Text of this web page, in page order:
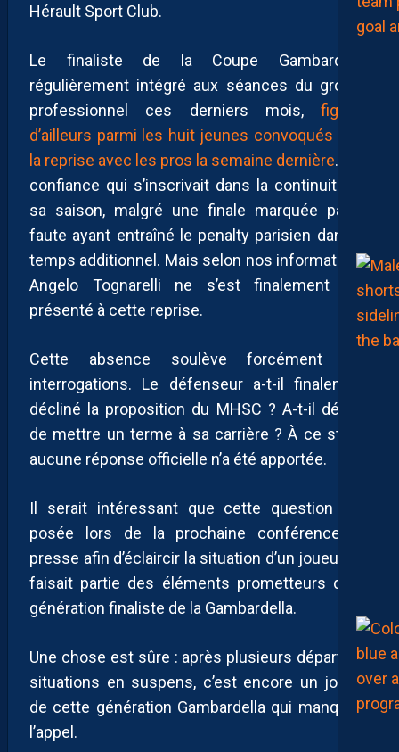
Hérault Sport Club.
Le finaliste de la Coupe Gambardella,
régulièrement intégré aux séances du groupe
professionnel ces derniers mois, figurait
d’ailleurs parmi les huit jeunes convoqués pour
la reprise avec les pros la semaine dernière. Une
confiance qui s’inscrivait dans la continuité de
sa saison, malgré une finale marquée par la
faute ayant entraîné le penalty parisien dans le
temps additionnel. Mais selon nos informations,
Angelo Tognarelli ne s’est finalement pas
présenté à cette reprise.
Cette absence soulève forcément des
interrogations. Le défenseur a-t-il finalement
décliné la proposition du MHSC ? A-t-il décidé
de mettre un terme à sa carrière ? À ce stade,
aucune réponse officielle n’a été apportée.
Il serait intéressant que cette question soit
posée lors de la prochaine conférence de
presse afin d’éclaircir la situation d’un joueur qui
faisait partie des éléments prometteurs de la
génération finaliste de la Gambardella.
Une chose est sûre : après plusieurs départs et
situations en suspens, c’est encore un joueur
de cette génération Gambardella qui manque à
l’appel.